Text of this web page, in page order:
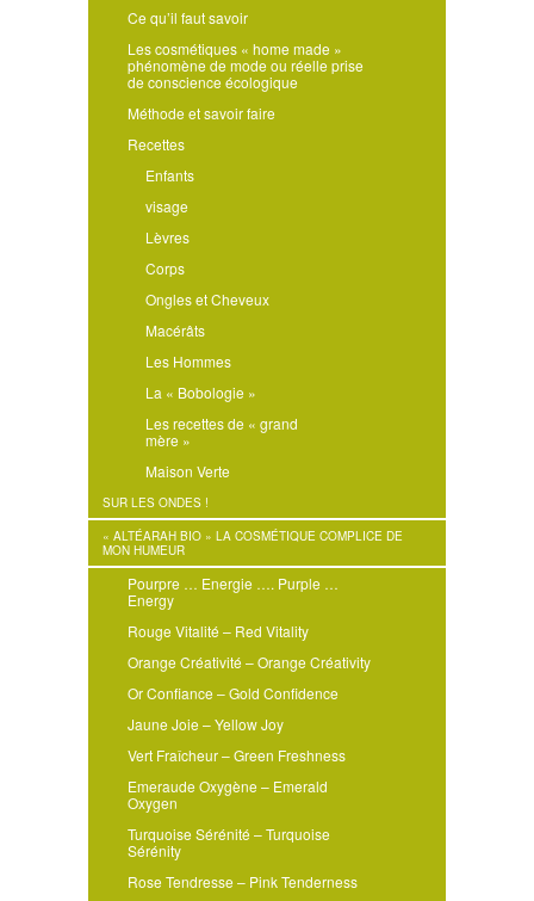
Ce qu’il faut savoir
Les cosmétiques « home made »
phénomène de mode ou réelle prise
de conscience écologique
Méthode et savoir faire
Recettes
Enfants
visage
Lèvres
Corps
Ongles et Cheveux
Macérâts
Les Hommes
La « Bobologie »
Les recettes de « grand
mère »
Maison Verte
SUR LES ONDES !
« ALTÉARAH BIO » LA COSMÉTIQUE COMPLICE DE
MON HUMEUR
Pourpre … Energie …. Purple …
Energy
Rouge Vitalité – Red Vitality
Orange Créativité – Orange Créativity
Or Confiance – Gold Confidence
Jaune Joie – Yellow Joy
Vert Fraîcheur – Green Freshness
Emeraude Oxygène – Emerald
Oxygen
Turquoise Sérénité – Turquoise
Sérénity
Rose Tendresse – Pink Tenderness